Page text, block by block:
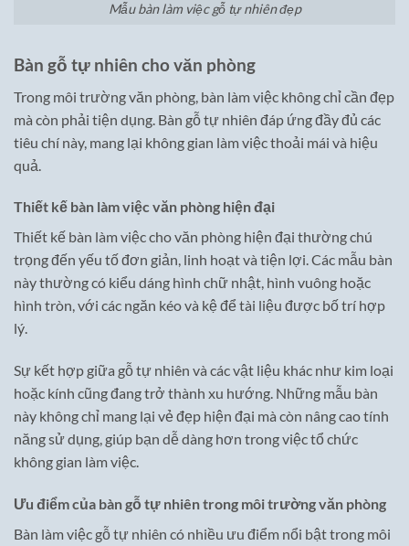
Mẫu bàn làm việc gỗ tự nhiên đẹp
Bàn gỗ tự nhiên cho văn phòng
Trong môi trường văn phòng, bàn làm việc không chỉ cần đẹp
mà còn phải tiện dụng. Bàn gỗ tự nhiên đáp ứng đầy đủ các
tiêu chí này, mang lại không gian làm việc thoải mái và hiệu
quả.
Thiết kế bàn làm việc văn phòng hiện đại
Thiết kế bàn làm việc cho văn phòng hiện đại thường chú
trọng đến yếu tố đơn giản, linh hoạt và tiện lợi. Các mẫu bàn
này thường có kiểu dáng hình chữ nhật, hình vuông hoặc
hình tròn, với các ngăn kéo và kệ để tài liệu được bố trí hợp
lý.
Sự kết hợp giữa gỗ tự nhiên và các vật liệu khác như kim loại
hoặc kính cũng đang trở thành xu hướng. Những mẫu bàn
này không chỉ mang lại vẻ đẹp hiện đại mà còn nâng cao tính
năng sử dụng, giúp bạn dễ dàng hơn trong việc tổ chức
không gian làm việc.
Ưu điểm của bàn gỗ tự nhiên trong môi trường văn phòng
Bàn làm việc gỗ tự nhiên có nhiều ưu điểm nổi bật trong môi